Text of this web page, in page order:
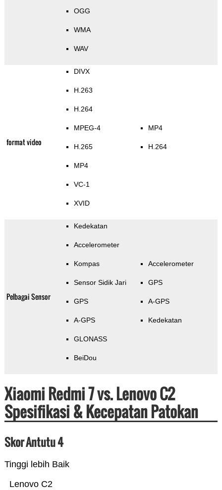
OGG
WMA
WAV
format video
DIVX
H.263
H.264
MPEG-4
H.265
MP4
VC-1
XVID
MP4
H.264
Pelbagai Sensor
Kedekatan
Accelerometer
Kompas
Sensor Sidik Jari
GPS
A-GPS
GLONASS
BeiDou
Accelerometer
GPS
A-GPS
Kedekatan
Xiaomi Redmi 7 vs. Lenovo C2
Spesifikasi & Kecepatan Patokan
Skor Antutu 4
Tinggi lebih Baik
Lenovo C2